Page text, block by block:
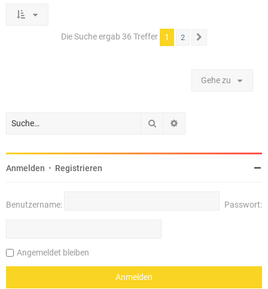
Die Suche ergab 36 Treffer 1 2
Gehe zu
Suche
Anmelden • Registrieren
Benutzername: Passwort:
Angemeldet bleiben